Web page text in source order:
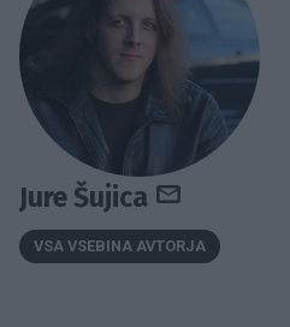
Jure Šujica
VSA VSEBINA AVTORJA